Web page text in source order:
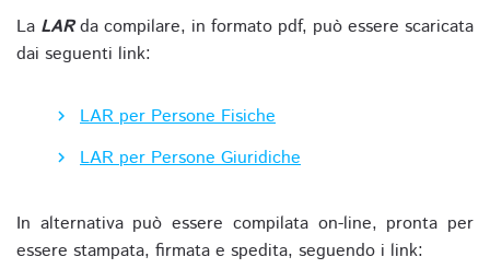
La LARda compilare, in formato pdf, può essere scaricata
dai seguenti link:
LAR per Persone Fisiche
LAR per Persone Giuridiche
In alternativa può essere compilata on-line, pronta per
essere stampata, firmata e spedita, seguendo i link: